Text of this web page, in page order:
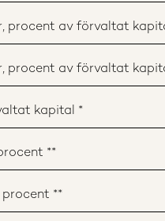
procent av förvaltat
procent av förvaltat
kapital *
**
**